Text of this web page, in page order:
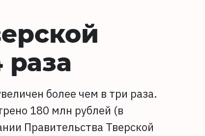
более чем в три раза.
180 млн рублей (в
Правительства Тверской